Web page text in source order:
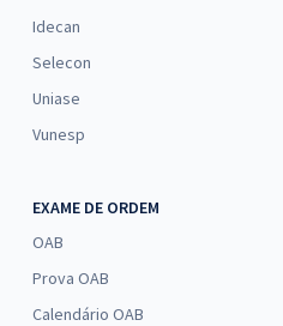
Idecan
Selecon
Uniase
Vunesp
EXAME DE ORDEM
OAB
Prova OAB
Calendário OAB